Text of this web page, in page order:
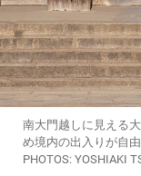
南大門越しに見える
め境内の出入りが自
PHOTOS: YOSHIAKI